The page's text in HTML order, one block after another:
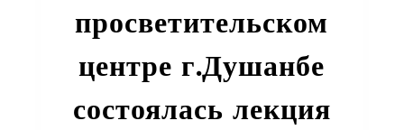
просветительском
центре г.Душанбе
состоялась лекция